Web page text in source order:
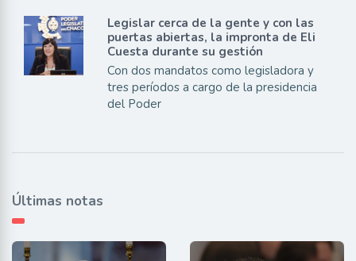
Legislar cerca de la gente y con las
puertas abiertas, la impronta de Eli
Cuesta durante su gestión
Con dos mandatos como legisladora y
tres períodos a cargo de la presidencia
del Poder
Últimas notas